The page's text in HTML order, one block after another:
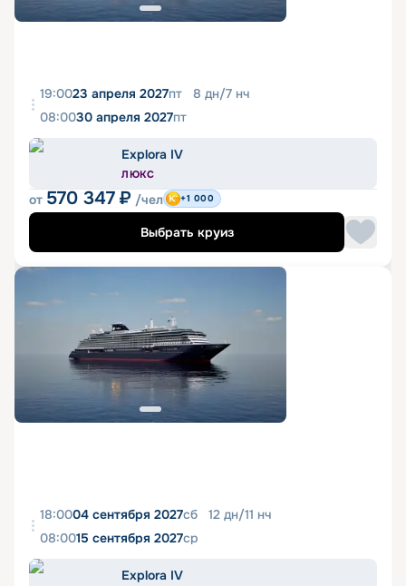
19:0023 апреля 2027пт 8 дн/7 нч
08:0030 апреля 2027пт
Explora IV
ЛЮКС
от 570 347 ₽ /чел +1 000
Выбрать круиз
18:0004 сентября 2027сб 12 дн/11 нч
08:0015 сентября 2027ср
Explora IV